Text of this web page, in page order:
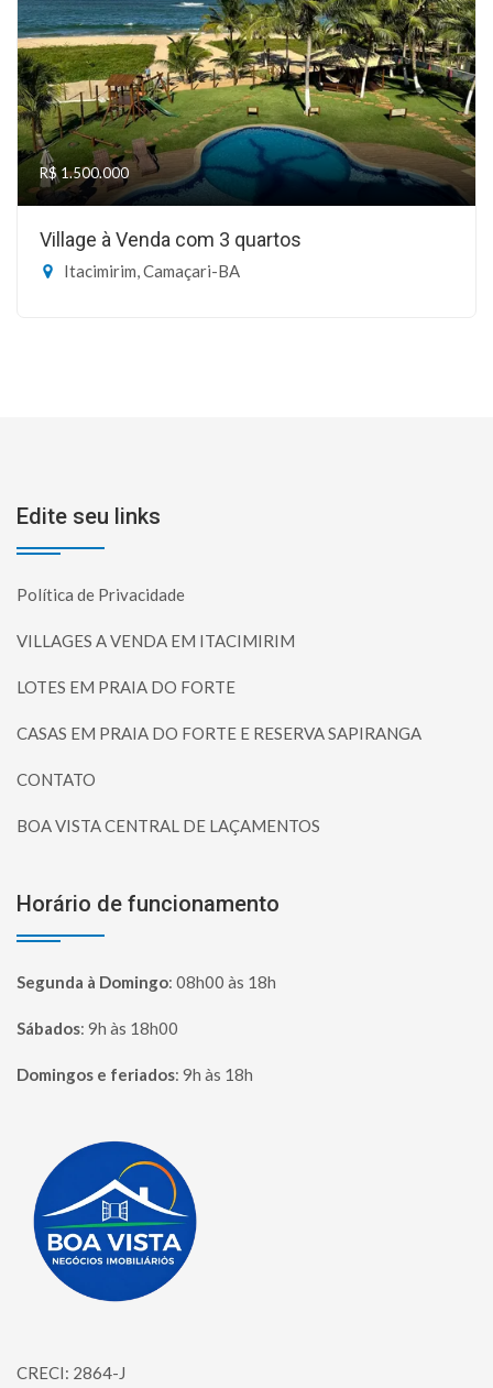
R$ 1.500.000
Village à Venda com 3 quartos
Itacimirim, Camaçari-BA
Edite seu links
Política de Privacidade
VILLAGES A VENDA EM ITACIMIRIM
LOTES EM PRAIA DO FORTE
CASAS EM PRAIA DO FORTE E RESERVA SAPIRANGA
CONTATO
BOA VISTA CENTRAL DE LAÇAMENTOS
Horário de funcionamento
Segunda à Domingo: 08h00 às 18h
Sábados: 9h às 18h00
Domingos e feriados: 9h às 18h
Página inicial
CRECI: 2864-J